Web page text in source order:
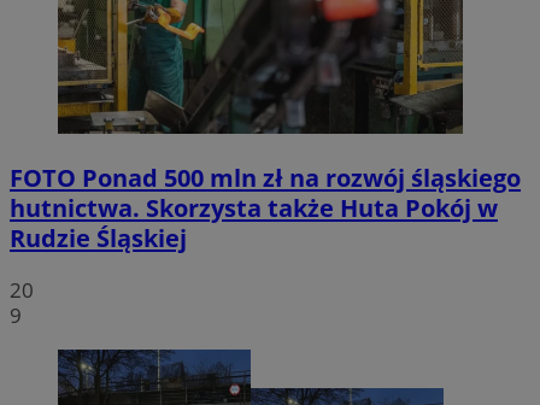
FOTO Ponad 500 mln zł na rozwój śląskiego
hutnictwa. Skorzysta także Huta Pokój w
Rudzie Śląskiej
20
9